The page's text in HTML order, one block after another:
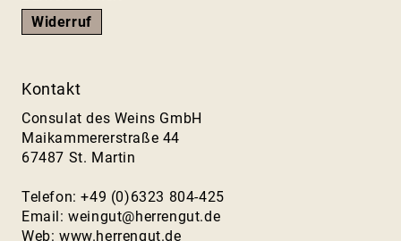
Widerruf
Kontakt
Consulat des Weins GmbH
Maikammererstraße 44
67487 St. Martin
Telefon: +49 (0)6323 804-425
Email:weingut@herrengut.de
Web: www.herrengut.de